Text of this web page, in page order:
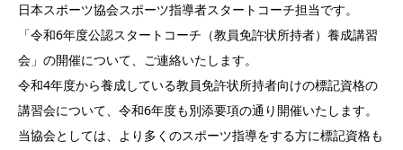
日本スポーツ協会スポーツ指導者スタートコーチ担当です。
「令和6年度公認スタートコーチ（教員免許状所持者）養成講習
会」の開催について、ご連絡いたします。
令和4年度から養成している教員免許状所持者向けの標記資格の
講習会について、令和6年度も別添要項の通り開催いたします。
当協会としては、より多くのスポーツ指導をする方に標記資格も